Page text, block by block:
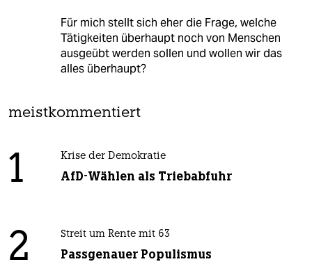
Für mich stellt sich eher die Frage, welche
Tätigkeiten überhaupt noch von Menschen
ausgeübt werden sollen und wollen wir das
alles überhaupt?
meistkommentiert
1 Krise der Demokratie
AfD-Wählen als Triebabfuhr
2 Streit um Rente mit 63
Passgenauer Populismus